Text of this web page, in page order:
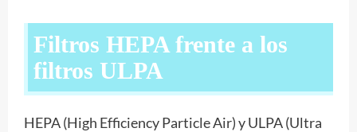
Filtros HEPA frente a los
filtros ULPA
HEPA (High Efficiency Particle Air) y ULPA (Ultra